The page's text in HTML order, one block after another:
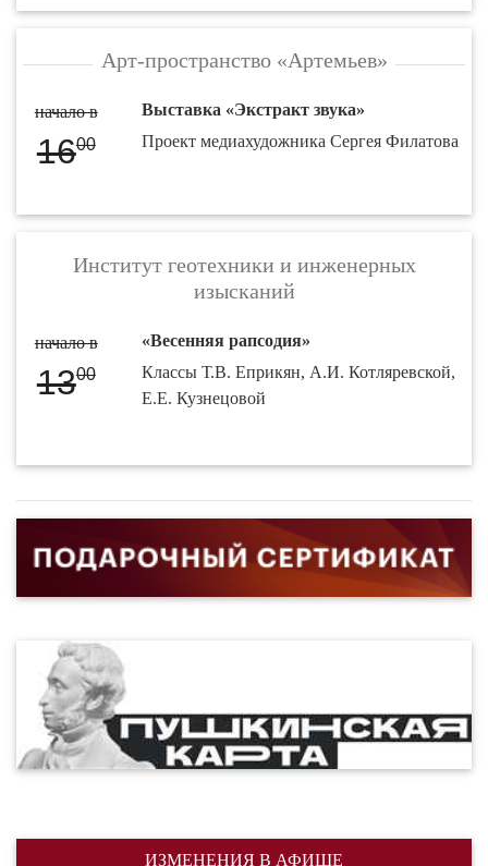
Арт-пространство «Артемьев»
начало в
1600
Выставка «Экстракт звука»
Проект медиахудожника Сергея Филатова
Институт геотехники и инженерных
изысканий
начало в
1300
«Весенняя рапсодия»
Классы Т.В. Еприкян, А.И. Котляревской,
Е.Е. Кузнецовой
ИЗМЕНЕНИЯ В АФИШЕ